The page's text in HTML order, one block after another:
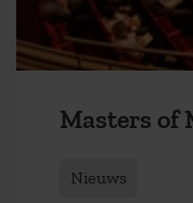
Masters of
Nieuws